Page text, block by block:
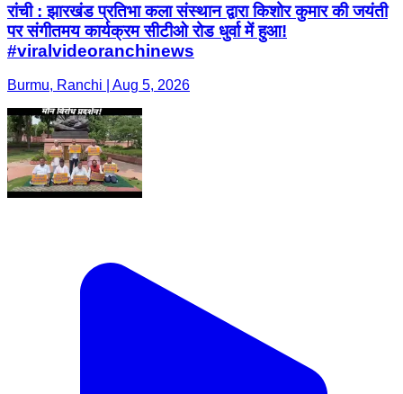
रांची : झारखंड प्रतिभा कला संस्थान द्वारा किशोर कुमार की जयंती
पर संगीतमय कार्यक्रम सीटीओ रोड धुर्वा में हुआ!
#viralvideoranchinews
Burmu, Ranchi | Aug 5, 2026